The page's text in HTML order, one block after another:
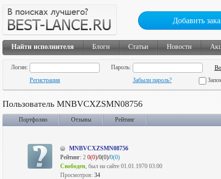
Добавить
Найти исполнителя Блоги Статьи Новости
Логин:
Пароль:
Регистрация
Забыли пароль?
Пользователь MNBVCXZSMN08756
Портфолио Отзывы Рейтинг
MNBVCXZSMN08756
Рейтинг: 2 0(0)/0(0)/0(0)
Свободен, был на сайте 01.01.1970 03:00
Просмотров: 34